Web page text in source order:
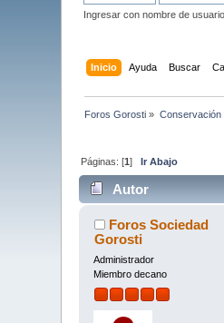
Ingresar con nombre de
Inicio Ayuda Buscar
Foros Gorosti » Conservación
Páginas: [1]Ir Abajo
Autor
Foros Sociedad
Gorosti
Administrador
Miembro decano